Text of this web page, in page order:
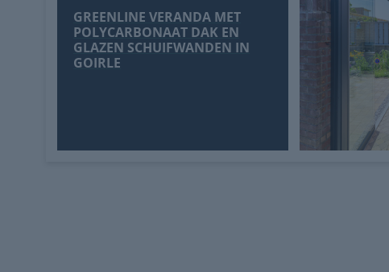
GREENLINE VERANDA MET
POLYCARBONAAT DAK EN
GLAZEN SCHUIFWANDEN IN
GOIRLE